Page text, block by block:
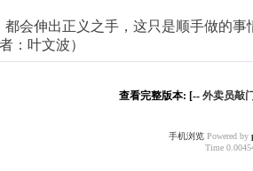
都会伸出正义之手，这只是顺手做的事
：叶文波）
查看完整版本: [-- 外卖员敲
手机浏览Powered by
Time